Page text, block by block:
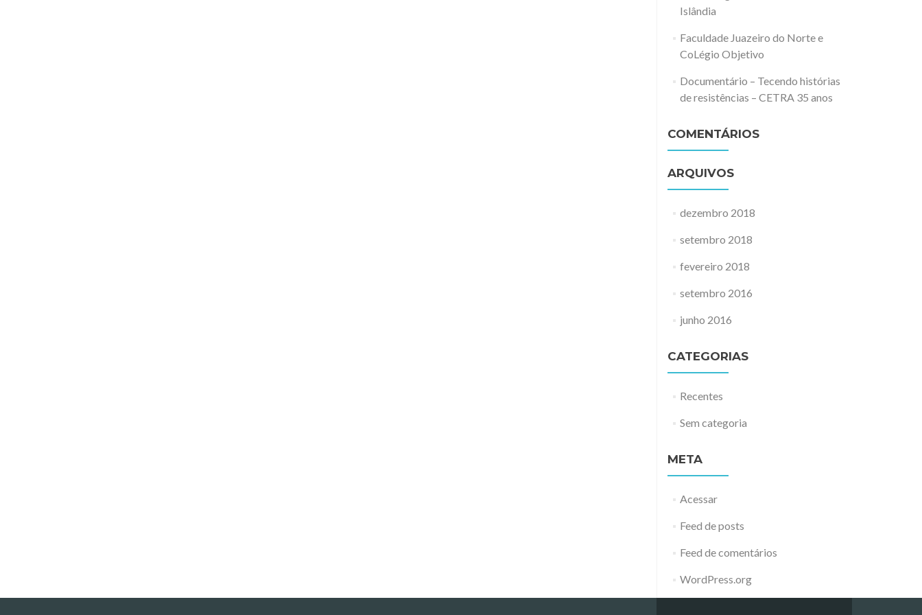
Islândia
Faculdade Juazeiro do Norte e
CoLégio Objetivo
Documentário – Tecendo histórias
de resistências – CETRA 35 anos
COMENTÁRIOS
ARQUIVOS
dezembro 2018
setembro 2018
fevereiro 2018
setembro 2016
junho 2016
CATEGORIAS
Recentes
Sem categoria
META
Acessar
Feed de posts
Feed de comentários
WordPress.org